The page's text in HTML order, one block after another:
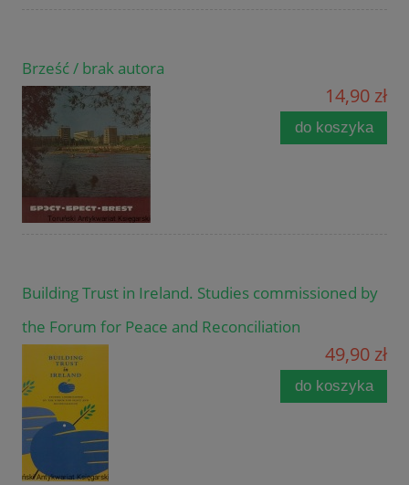
Brześć / brak autora
14,90 zł
do koszyka
Building Trust in Ireland. Studies commissioned by
the Forum for Peace and Reconciliation
49,90 zł
do koszyka